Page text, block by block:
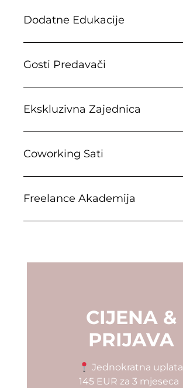
Dodatne Edukacije
Gosti Predavači
Ekskluzivna Zajednica
Coworking Sati
Freelance Akademija
CIJENA &
PRIJAVA
Jednokratna uplata
145 EUR za 3 mjeseca